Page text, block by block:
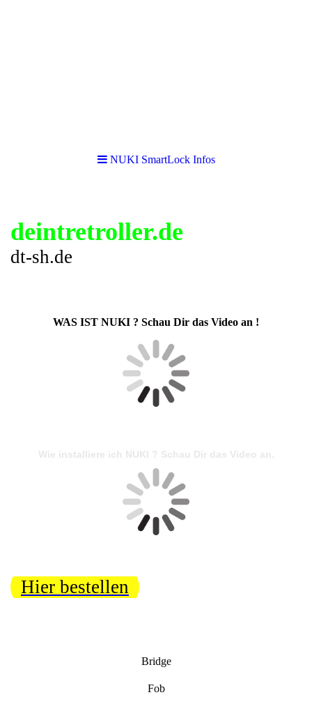
NUKI SmartLock Infos
deintretroller.de
dt-sh.de
WAS IST NUKI ? Schau Dir das Video an !
Hier bestellen
Bridge
Fob